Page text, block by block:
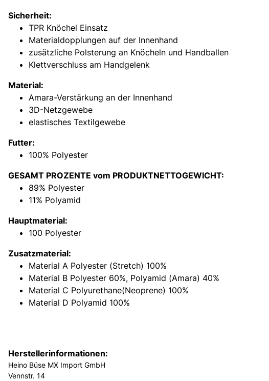
Sicherheit:
TPR Knöchel Einsatz
Materialdopplungen auf der Innenhand
zusätzliche Polsterung an Knöcheln und Handballen
Klettverschluss am Handgelenk
Material:
Amara-Verstärkung an der Innenhand
3D-Netzgewebe
elastisches Textilgewebe
Futter:
100% Polyester
GESAMT PROZENTE vom PRODUKTNETTOGEWICHT:
89% Polyester
11% Polyamid
Hauptmaterial:
100 Polyester
Zusatzmaterial:
Material A Polyester (Stretch) 100%
Material B Polyester 60%, Polyamid (Amara) 40%
Material C Polyurethane(Neoprene) 100%
Material D Polyamid 100%
Herstellerinformationen:
Heino Büse MX Import GmbH
Vennstr. 14